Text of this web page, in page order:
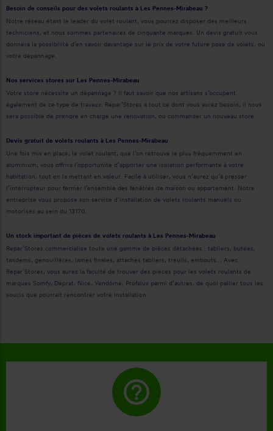
Besoin de conseils pour des volets roulants à Les Pennes-Mirabeau ?
Notre réseau étant le leader du volet roulant, vous pourrez disposer des meilleurs
techniciens, et nous sommes partenaires de cinquante marques. Un devis gratuit vous
donnera la possibilité d’en savoir davantage sur le prix de votre future pose de volets, ou
votre dépannage.
Nos services stores sur Les Pennes-Mirabeau
Votre store nécessite un dépannage ? Il faut savoir que nos artisans s’occupent
également de ce type de travaux. Repar’Stores a tout ce dont vous aurez besoin, il nous
sera possible de prendre en charge une rénovation, ou commander un nouveau store.
Devis gratuit de volets roulants à Les Pennes-Mirabeau
Une fois mis en place, le volet roulant, que l’on retrouve le plus fréquemment en
aluminium, vous offrira l’opportunité d’apporter une isolation performante à votre
habitation, tout en la mettant en valeur. Facile à utiliser, vous n’aurez qu’à presser
l’interrupteur pour fermer l’ensemble des fenêtres de maison ou appartement. Notre
entreprise vous propose son service d’installation de volets roulants manuels ou
motorisés au sein du 13170.
Un stock important de pièces de volets roulants à Les Pennes-Mirabeau
Repar’Stores commercialise toute une gamme de pièces détachées : tabliers, butées,
tandems, genouillères, lames finales, attaches tabliers, treuils, embouts... Avec
Repar’Stores, vous aurez la faculté de trouver des pièces pour les volets roulants de
marques Somfy, Deprat, Nice, Vendôme, Profalux parmi d’autres, de quoi pallier tous les
soucis que pourrait rencontrer votre installation.
help_outline